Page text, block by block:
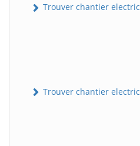
Trouver chantier
Trouver chantier